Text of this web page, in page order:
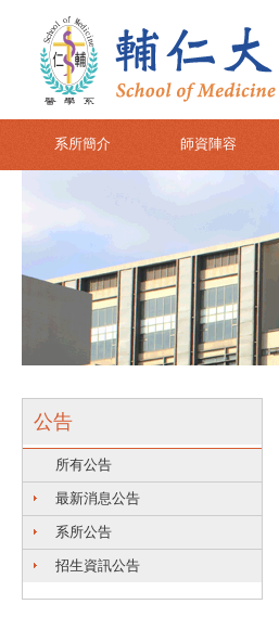
系所簡介 師資陣容
公告
所有公告
最新消息公告
系所公告
招生資訊公告